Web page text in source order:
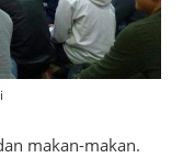
makan-makan.